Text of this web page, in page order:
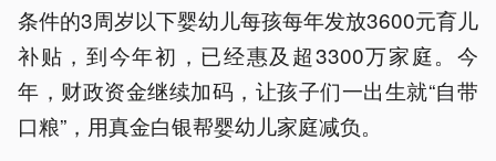
条件的3周岁以下婴幼儿每孩每年发放3600元育儿
补贴，到今年初，已经惠及超3300万家庭。今
年，财政资金继续加码，让孩子们一出生就“自带
口粮”，用真金白银帮婴幼儿家庭减负。